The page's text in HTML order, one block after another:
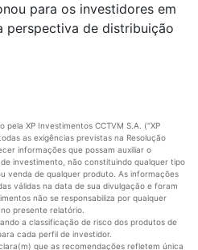
para os investidores em
perspectiva de distribuição
XP Investimentos CCTVM S.A. (“XP
as exigências previstas na Resolução
informações que possam auxiliar o
investimento, não constituindo qualquer tipo
venda de qualquer produto. As informações
válidas na data de sua divulgação e foram
não se responsabiliza por qualquer
presente relatório.
a classificação de risco dos produtos de
cada perfil de investidor.
que as recomendações refletem única